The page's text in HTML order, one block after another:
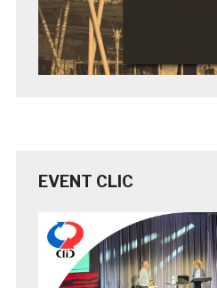
EVENT CLIC